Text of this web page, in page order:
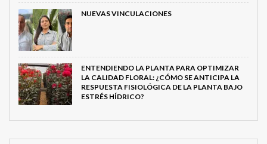
NUEVAS VINCULACIONES
ENTENDIENDO LA PLANTA PARA OPTIMIZAR
LA CALIDAD FLORAL: ¿CÓMO SE ANTICIPA LA
RESPUESTA FISIOLÓGICA DE LA PLANTA BAJO
ESTRÉS HÍDRICO?